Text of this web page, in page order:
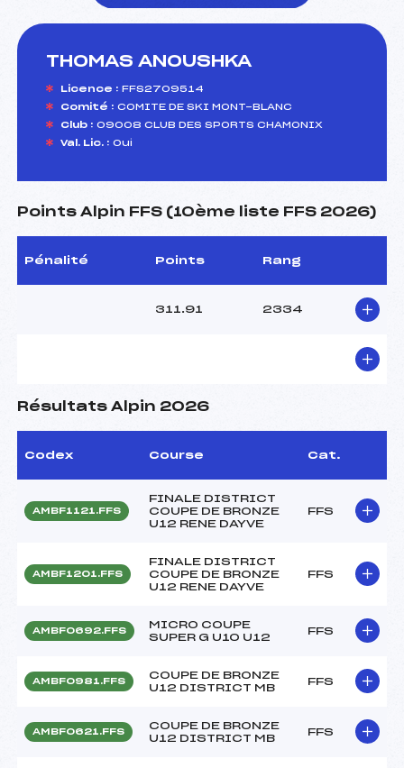
THOMAS ANOUSHKA
Licence : FFS2709514
Comité : COMITE DE SKI MONT-BLANC
Club : 09008 CLUB DES SPORTS CHAMONIX
Val. Lic. : Oui
Points Alpin FFS (10ème liste FFS 2026)
Pénalité Points Rang
311.91 2334
Résultats Alpin 2026
Codex Course Cat.
AMBF1121.FFS
FINALE DISTRICT
COUPE DE BRONZE
U12 RENE DAYVE
FFS
AMBF1201.FFS
FINALE DISTRICT
COUPE DE BRONZE
U12 RENE DAYVE
FFS
AMBF0692.FFS
MICRO COUPE
SUPER G U10 U12
FFS
AMBF0981.FFS
COUPE DE BRONZE
U12 DISTRICT MB
FFS
AMBF0621.FFS
COUPE DE BRONZE
U12 DISTRICT MB
FFS